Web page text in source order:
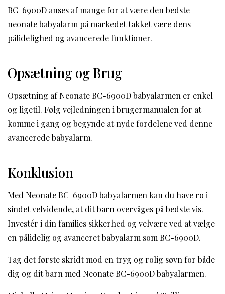
BC-6900D anses af mange for at være den bedste
neonate babyalarm på markedet takket være dens
pålidelighed og avancerede funktioner.
Opsætning og Brug
Opsætning af Neonate BC-6900D babyalarmen er enkel
og ligetil. Følg vejledningen i brugermanualen for at
komme i gang og begynde at nyde fordelene ved denne
avancerede babyalarm.
Konklusion
Med Neonate BC-6900D babyalarmen kan du have ro i
sindet velvidende, at dit barn overvåges på bedste vis.
Investér i din families sikkerhed og velvære ved at vælge
en pålidelig og avanceret babyalarm som BC-6900D.
Tag det første skridt mod en tryg og rolig søvn for både
dig og dit barn med Neonate BC-6900D babyalarmen.